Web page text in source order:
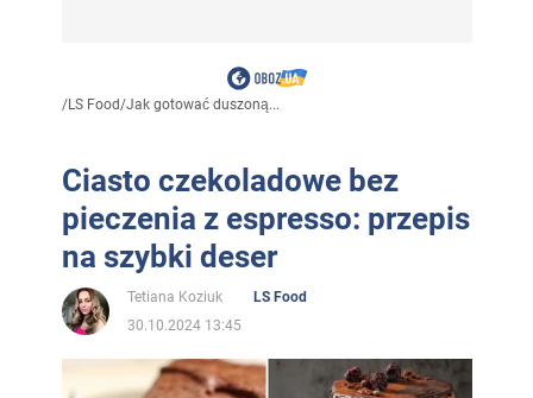
/LS Food/Jak gotować duszoną...
Ciasto czekoladowe bez
pieczenia z espresso: przepis
na szybki deser
Tetiana Koziuk
LS Food
30.10.2024 13:45